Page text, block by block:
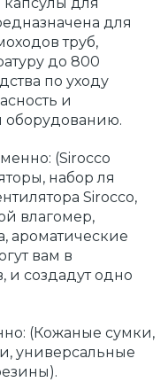
для
труб,
до 800
по уходу
и
оборудованию.
(Sirocco
набор ля
Sirocco,
влагомер,
ароматические
вам в
и создадут одно
(Кожаные сумки,
универсальные